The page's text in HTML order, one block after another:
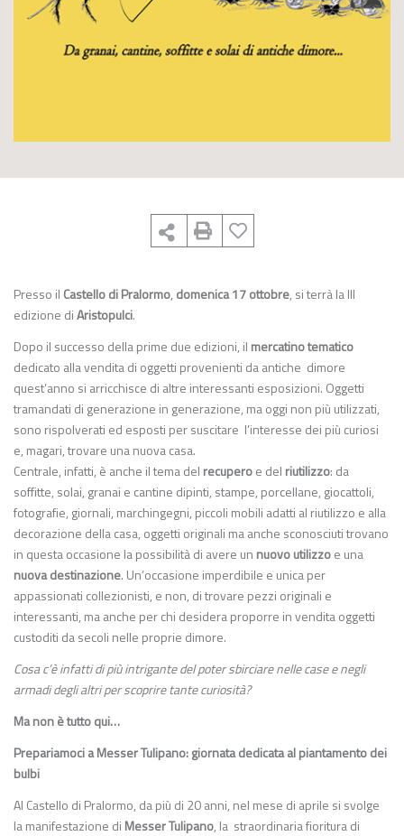
Presso il Castello di Pralormo, domenica 17 ottobre, si terrà la III
edizione diAristopulci.
Dopo il successo della prime due edizioni, il mercatino tematico
dedicato alla vendita di oggetti provenienti da antiche dimore
quest’anno si arricchisce di altre interessanti esposizioni. Oggetti
tramandati di generazione in generazione, ma oggi non più utilizzati,
sono rispolverati ed esposti per suscitare l’interesse dei più curiosi
e, magari, trovare una nuova casa.
Centrale, infatti, è anche il tema del recuperoe del riutilizzo: da
soffitte, solai, granai e cantine dipinti, stampe, porcellane, giocattoli,
fotografie, giornali, marchingegni, piccoli mobili adatti al riutilizzo e alla
decorazione della casa, oggetti originali ma anche sconosciutitrovano
in questa occasione la possibilità di avere un nuovo utilizzoe una
nuovadestinazione. Un’occasione imperdibile e unica per
appassionati collezionisti, e non, di trovare pezzi originali e
interessanti, ma anche per chi desideraproporre in venditaoggetti
custoditi da secoli nelle proprie dimore.
Cosa c’è infattidi più intrigante delpotersbirciarenelle case e negli
armadi degli altri perscoprire tante curiosità?
Ma non è tutto qui…
Prepariamoci a Messer Tulipano: giornata dedicata al piantamento dei
bulbi
Al Castello di Pralormo, da più di 20 anni, nel mese di aprile si svolge
la manifestazione di Messer Tulipano, la straordinaria fioritura di